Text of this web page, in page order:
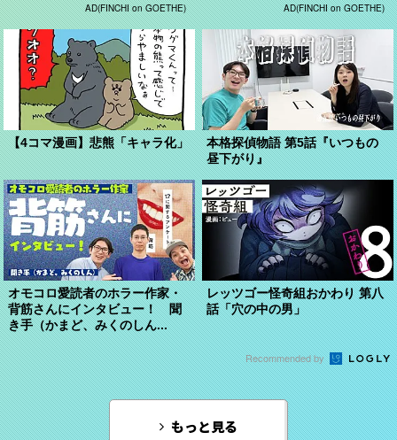
AD(FINCHI on GOETHE) AD(FINCHI on GOETHE)
【4コマ漫画】悲熊「キャラ化」
本格探偵物語 第5話『いつもの
昼下がり』
オモコロ愛読者のホラー作家・
背筋さんにインタビュー！ 聞
き手（かまど、みくのしん...
レッツゴー怪奇組おかわり 第八
話「穴の中の男」
Recommended by
もっと見る